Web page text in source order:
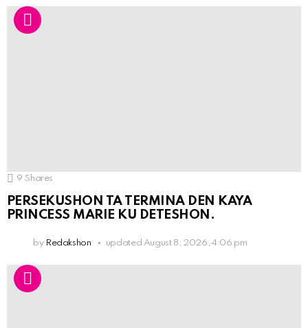
9 Shares
PERSEKUSHON TA TERMINA DEN KAYA
PRINCESS MARIE KU DETESHON.
by Redakshon updated August 8, 2026, 4:06 pm